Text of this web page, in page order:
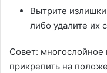
Вытрите
либо удалите их
Совет:
прикрепить на